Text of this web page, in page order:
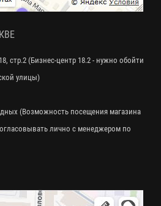
стр.2 (Бизнес-центр 18.2 - нужно обойти
улицы)
(Возможность посещения магазина
лично с менеджером по